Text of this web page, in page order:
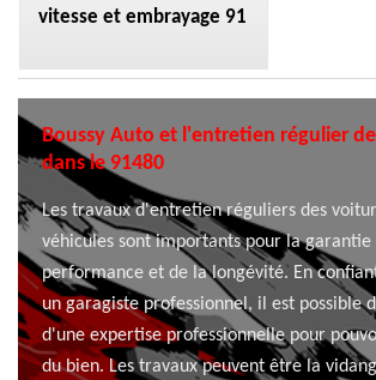
vitesse et embrayage 91
Boussy Auto et l'entretien régulier
dans le 91480
Les travaux d'entretien réguliers des
véhicules sont importants pour la garantie
performance et de la longévité. En
un garagiste professionnel, il est possible
d'une expertise professionnelle pour
du bien. Les travaux peuvent être la